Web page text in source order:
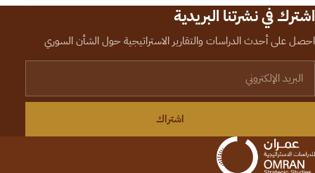
اشترك في نشرتنا البريدية
احصل على أحدث الدراسات والتقارير الاستراتيجية حول الشأن السوري
اشتراك